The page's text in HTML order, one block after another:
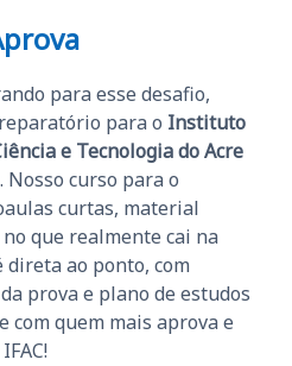
para esse desafio,
para o Instituto
e Tecnologia do Acre
curso para o
curtas, material
que realmente cai na
direta ao ponto, com
prova e plano de estudos
com quem mais aprova e